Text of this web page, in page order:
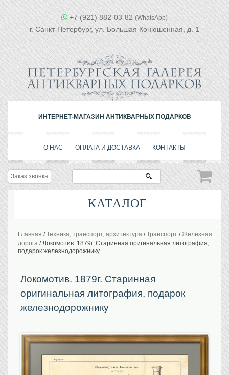
+7 (921) 882-03-82 (WhatsApp)
г. Санкт-Петербург, ул. Большая Конюшенная, д. 1
ИНТЕРНЕТ-МАГАЗИН АНТИКВАРНЫХ ПОДАРКОВ
О НАС ОПЛАТА И ДОСТАВКА КОНТАКТЫ
Заказ звонка
КАТАЛОГ
История Российской империи. Обычаи
Портреты царской семьи
Российская империя
Прочие
Главная /Техника, транспорт, архитектура /Транспорт /Железная
дорога /Локомотив. 1879г. Старинная оригинальная литография,
подарок железнодорожнику
Локомотив. 1879г. Старинная
оригинальная литография, подарок
железнодорожнику